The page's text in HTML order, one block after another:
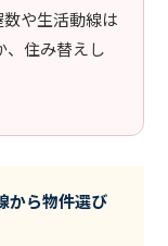
や生活動線は
、住み替えし
から物件選び